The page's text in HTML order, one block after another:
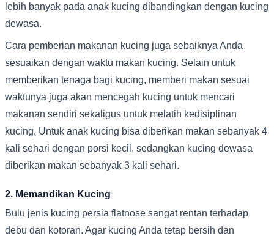
lebih banyak pada anak kucing dibandingkan dengan kucing
dewasa.
Cara pemberian makanan kucing juga sebaiknya Anda
sesuaikan dengan waktu makan kucing. Selain untuk
memberikan tenaga bagi kucing, memberi makan sesuai
waktunya juga akan mencegah kucing untuk mencari
makanan sendiri sekaligus untuk melatih kedisiplinan
kucing. Untuk anak kucing bisa diberikan makan sebanyak 4
kali sehari dengan porsi kecil, sedangkan kucing dewasa
diberikan makan sebanyak 3 kali sehari.
2. Memandikan Kucing
Bulu jenis kucing persia flatnose sangat rentan terhadap
debu dan kotoran. Agar kucing Anda tetap bersih dan